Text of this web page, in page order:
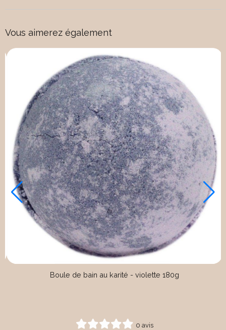
Vous aimerez également
Demi boite savon métal décor Nice rétro
0 avis